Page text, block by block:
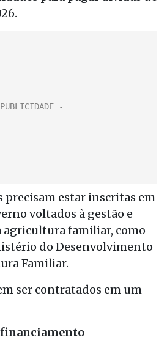
precisam estar inscritas em
voltados à gestão e
familiar, como
do Desenvolvimento
Familiar.
ser contratados em um
financiamento